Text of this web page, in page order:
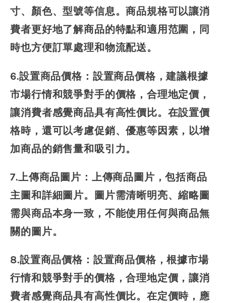
寸、顏色、型號等信息。商品規格可以讓消
費者更好地了解商品的特點和適用范圍，同
時也方便訂單處理和物流配送。
6.設置商品價格：設置商品價格，建議根據
市場行情和競爭對手的價格，合理地定價，
讓消費者感覺商品具有高性價比。在設置價
格時，還可以考慮促銷、優惠等因素，以增
加商品的銷售量和吸引力。
7.上傳商品圖片：上傳商品圖片，包括商品
主圖和詳細圖片。圖片需清晰明亮、縮略圖
需與商品本身一致，不能使用任何與商品無
關的圖片。
8.設置商品價格：設置商品價格，根據市場
行情和競爭對手的價格，合理地定價，讓消
費者感覺商品具有高性價比。在定價時，應